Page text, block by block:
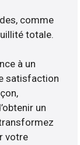
comme
totale.
à un
satisfaction
un
votre